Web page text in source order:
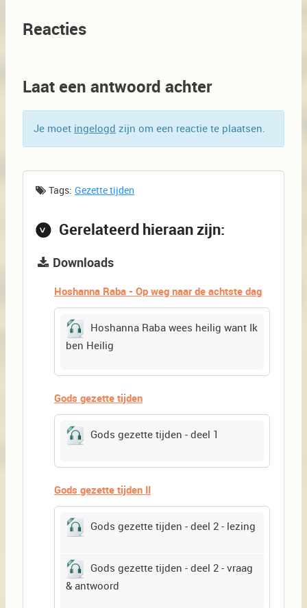
Reacties
Laat een antwoord achter
Je moet ingelogd zijn om een reactie te plaatsen.
Tags: Gezette tijden
Gerelateerd hieraan zijn:
Downloads
Hoshanna Raba - Op weg naar de achtste dag
Hoshanna Raba wees heilig want Ik
ben Heilig
Gods gezette tijden
Gods gezette tijden - deel 1
Gods gezette tijden II
Gods gezette tijden - deel 2 - lezing
Gods gezette tijden - deel 2 - vraag
& antwoord